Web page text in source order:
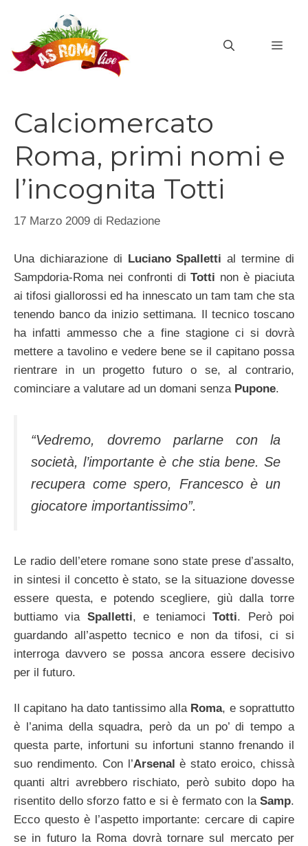
contenuto
Calciomercato
Roma, primi nomi e
l’incognita Totti
17 Marzo 2009 di Redazione
Una dichiarazione di Luciano Spalletti al termine di
Sampdoria-Roma nei confronti diTotti non è piaciuta
ai tifosi giallorossi ed ha innescato un tam tam che sta
tenendo banco da inizio settimana. Il tecnico toscano
ha infatti ammesso che a fine stagione ci si dovrà
mettere a tavolino e vedere bene se il capitano possa
rientrare in un progetto futuro o se, al contrario,
cominciare a valutare ad un domani senza Pupone.
“Vedremo, dovremo parlarne con la
società, l’importante è che stia bene. Se
recupera come spero, Francesco è un
giocatore importantissimo”.
Le radio dell’etere romane sono state prese d’assalto,
in sintesi il concetto è stato, se la situazione dovesse
essere questa, e potendo scegliere, giù dalla torre
buttiamo via Spalletti, e teniamociTotti. Però poi
guardando all’aspetto tecnico e non da tifosi, ci si
interroga davvero se possa ancora essere decisivo
per il futuro.
Il capitano ha dato tantissimo alla Roma, e soprattutto
è l’anima della squadra, però da un po’ di tempo a
questa parte, infortuni su infortuni stanno frenando il
suo rendimento. Con l’Arsenal è stato eroico, chissà
quanti altri avrebbero rischiato, però subito dopo ha
risentito dello sforzo fatto e si è fermato con la Samp.
Ecco questo è l’aspetto importante: cercare di capire
se in futuro la Roma dovrà tornare sul mercato per